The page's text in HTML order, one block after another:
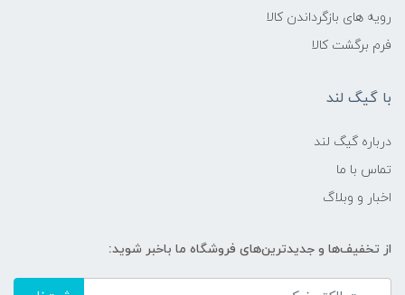
رویه های بازگرداندن کالا
فرم برگشت کالا
با گیگ لند
درباره گیگ لند
تماس با ما
اخبار و وبلاگ
از تخفیف‌ها و جدیدترین‌های فروشگاه ما باخبر شوید: